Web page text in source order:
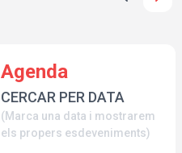
Agenda
CERCAR PER DATA
(Marca una data i mostrarem
els propers esdeveniments)